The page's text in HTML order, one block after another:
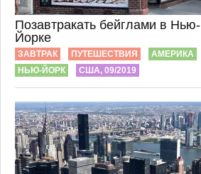
Позавтракать бейглами в Нью-
Йорке
ЗАВТРАК ПУТЕШЕСТВИЯ
АМЕРИКА
НЬЮ-ЙОРК
США, 09/2019